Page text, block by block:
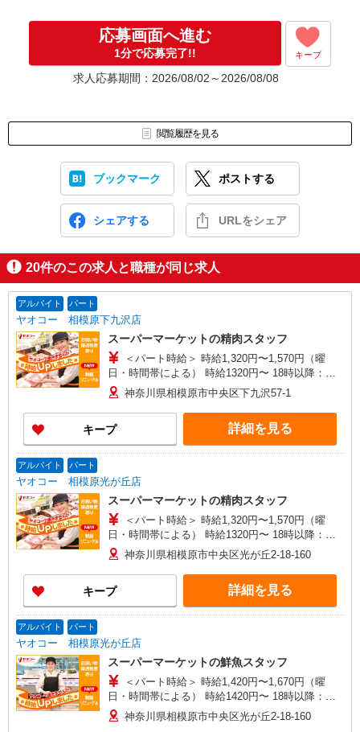
◎入社時期は柔軟に対応可能です。現在別のお仕事で就業中の方も
お気軽にお問い合わせください！
※面接当日の急な発熱や体調不良がある場合は面接日を再設定させ
て頂きますので、無理をせずお気軽にご連絡ください。
応募画面へ進む
1分で応募完了!! キープ
求人応募期間：2026/08/02～2026/08/08
閲覧履歴を見る
ブックマーク ポストする
シェアする URLをシェア
20件のこの求人と職種が同じ求人
アルバイト パート
ヤオコー 相模原下九沢店
スーパーマーケットの精肉スタッフ
＜パート時給＞ 時給1,320円〜1,570円（曜
日・時間帯による） 時給1320円〜 18時以降：時
給1470円〜 ★土曜＋100円 ★日・祝＋100円 ※ア
ルバイトさんの時給や募集内容はお問い合わせく
ださい
神奈川県相模原市中央区下九沢57-1
キープ 詳細を見る
アルバイト パート
ヤオコー 相模原光が丘店
スーパーマーケットの精肉スタッフ
＜パート時給＞ 時給1,320円〜1,570円（曜
日・時間帯による） 時給1320円〜 18時以降：時
給1470円〜 ★土曜＋100円 ★日・祝＋100円 ※ア
ルバイトさんの時給や募集内容はお問い合わせく
ださい
神奈川県相模原市中央区光が丘2-18-160
キープ 詳細を見る
アルバイト パート
ヤオコー 相模原光が丘店
スーパーマーケットの鮮魚スタッフ
＜パート時給＞ 時給1,420円〜1,670円（曜
日・時間帯による） 時給1420円〜 18時以降：時
給1570円〜 ★土曜＋100円 ★日・祝＋100円 ※ア
ルバイトさんの時給や募集内容はお問い合わせく
神奈川県相模原市中央区光が丘2-18-160